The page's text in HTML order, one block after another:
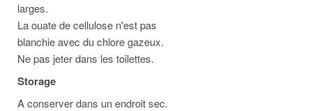
larges.
La ouate de cellulose n'est pas
blanchie avec du chlore gazeux.
Ne pas jeter dans les toilettes.
Storage
A conserver dans un endroit sec.